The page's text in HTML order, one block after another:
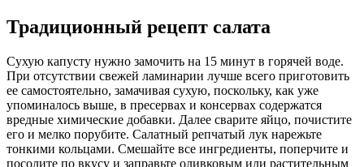
Традиционный рецепт салата
Сухую капусту нужно замочить на 15 минут в горячей воде.
При отсутствии свежей ламинарии лучше всего приготовить
ее самостоятельно, замачивая сухую, поскольку, как уже
упоминалось выше, в пресервах и консервах содержатся
вредные химические добавки. Далее сварите яйцо, почистите
его и мелко порубите. Салатный репчатый лук нарежьте
тонкими кольцами. Смешайте все ингредиенты, поперчите и
посолите по вкусу и заправьте оливковым или растительным